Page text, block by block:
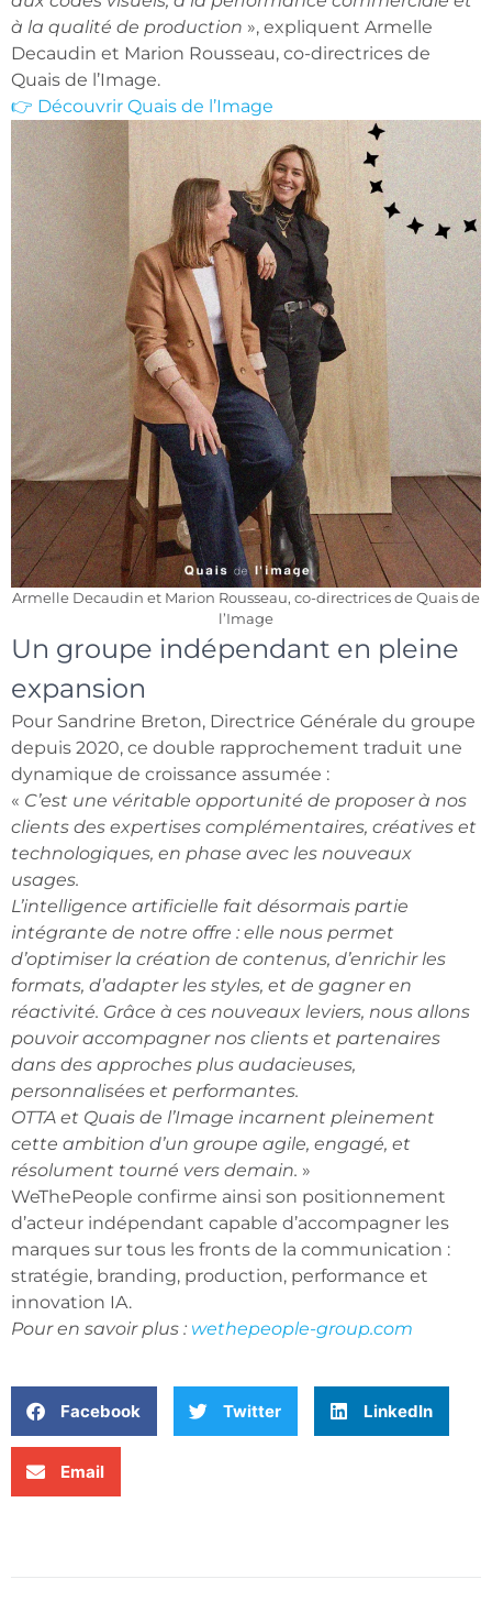
à la qualité de production », expliquent Armelle
Decaudin et Marion Rousseau, co-directrices de
Quais de l’Image.
👉 Découvrir Quais de l’Image
Armelle Decaudin et Marion Rousseau, co-directrices de Quais de
l’Image
Un groupe indépendant en pleine
expansion
Pour Sandrine Breton, Directrice Générale du groupe
depuis 2020, ce double rapprochement traduit une
dynamique de croissance assumée :
« C’est une véritable opportunité de proposer à nos
clients des expertises complémentaires, créatives et
technologiques, en phase avec les nouveaux
usages.
L’intelligence artificielle fait désormais partie
intégrante de notre offre : elle nous permet
d’optimiser la création de contenus, d’enrichir les
formats, d’adapter les styles, et de gagner en
réactivité. Grâce à ces nouveaux leviers, nous allons
pouvoir accompagner nos clients et partenaires
dans des approches plus audacieuses,
personnalisées et performantes.
OTTA et Quais de l’Image incarnent pleinement
cette ambition d’un groupe agile, engagé, et
résolument tourné vers demain. »
WeThePeople confirme ainsi son positionnement
d’acteur indépendant capable d’accompagner les
marques sur tous les fronts de la communication :
stratégie, branding, production, performance et
innovation IA.
Pour en savoir plus : wethepeople-group.com
Facebook Twitter LinkedIn
Email